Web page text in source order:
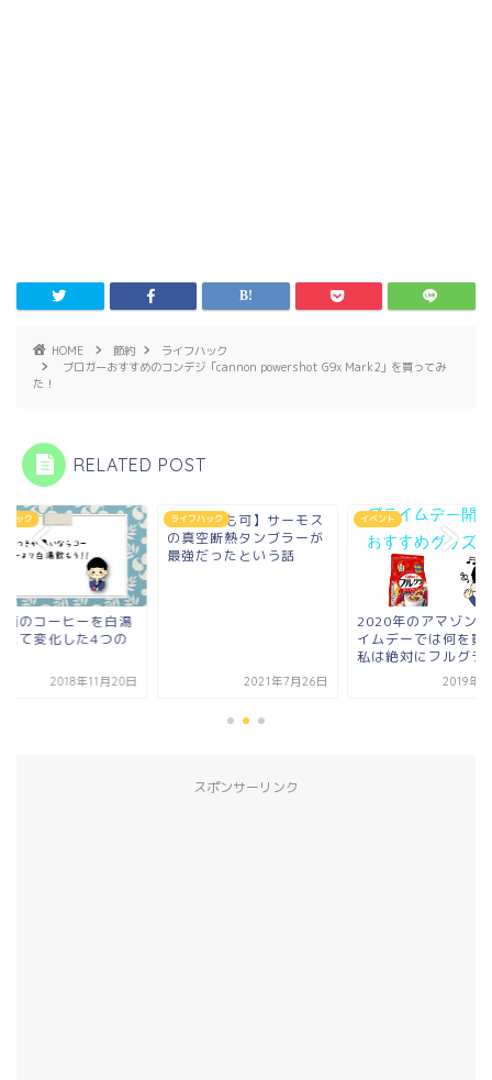
HOME 節約
ライフハック
ブロガーおすすめのコンデジ「cannon powershot G9x Mark2」を買ってみ
た！
RELATED POST
ハック
前のコーヒーを白湯
えて変化した4つの
2018年11月20日
ライフハック
【食洗機も可】サーモス
の真空断熱タンブラーが
最強だったという話
2021年7月26日
イベント
2020年のアマゾン
イムデーでは何を買
私は絶対にフルグラ
2019年7
スポンサーリンク